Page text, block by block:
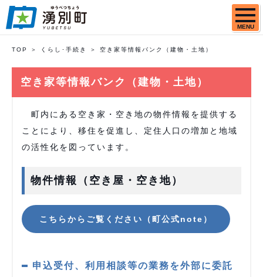
MENU
TOP くらし･手続き 空き家等情報バンク（建物・土地）
空き家等情報バンク（建物・土地）
町内にある空き家・空き地の物件情報を提供する
ことにより、移住を促進し、定住人口の増加と地域
の活性化を図っています。
物件情報（空き屋・空き地）
こちらからご覧ください（町公式note）
申込受付、利用相談等の業務を外部に委託